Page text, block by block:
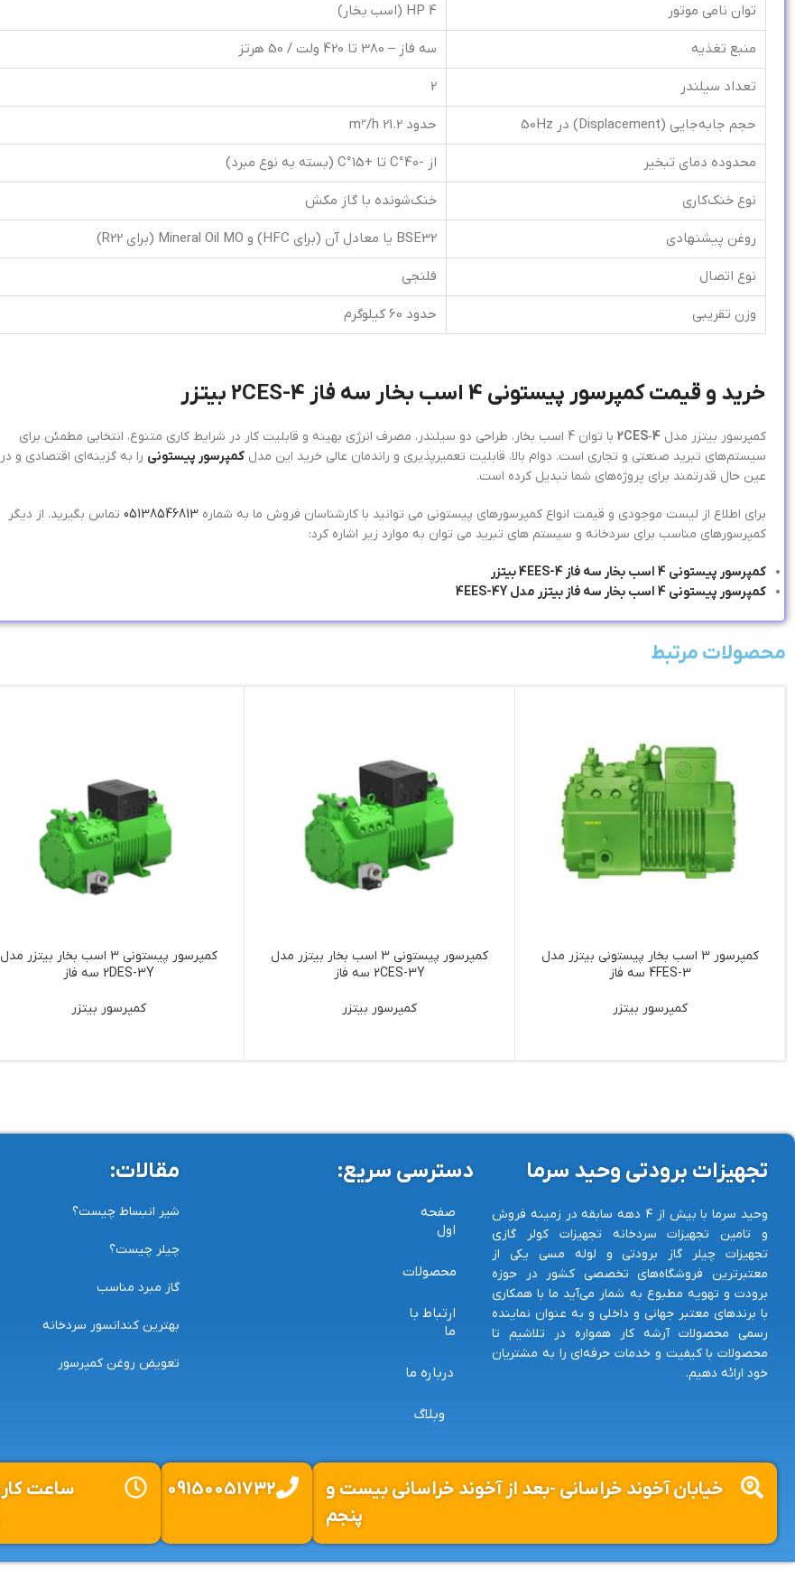
توان نامی موتور 4 HP (اسب بخار)
منبع تغذیه سه فاز – 380 تا 420 ولت / 50 هرتز
تعداد سیلندر 2
حجم جابه‌جایی (Displacement) در 50Hz حدود 21.2 m³/h
محدوده دمای تبخیر از -40°C تا +15°C (بسته به نوع مبرد)
نوع خنک‌کاری خنک‌شونده با گاز مکش
روغن پیشنهادی BSE32 یا معادل آن (برای HFC) و Mineral Oil MO (برای R22)
نوع اتصال فلنجی
وزن تقریبی حدود 60 کیلوگرم
خرید و قیمت کمپرسور پیستونی 4 اسب بخار سه فاز 2CES-4 بیتزر
کمپرسور بیتزر مدل 2CES‑4
با توان 4 اسب بخار، طراحی دو سیلندر، مصرف انرژی بهینه و قابلیت کار در شرایط کاری متنوع، انتخابی مطمئن برای
سیستم‌های تبرید صنعتی و تجاری است. دوام بالا، قابلیت تعمیرپذیری و راندمان عالی خرید این مدل کمپرسور پیستونی را به گزینه‌ای اقتصادی و در
عین حال قدرتمند برای پروژه‌های شما تبدیل کرده است.
برای اطلاع از لیست موجودی و قیمت انواع کمپرسورهای پیستونی می توانید با کارشناسان فروش ما به شماره 05138546813 تماس بگیرید. از دیگر
کمپرسورهای مناسب برای سردخانه و سیستم های تبرید می توان به موارد زیر اشاره کرد:
کمپرسور پیستونی 4 اسب بخار سه فاز 4EES-4 بیتزر
کمپرسور پیستونی 4 اسب بخار سه فاز بیتزر مدل 4EES-4Y
محصولات مرتبط
کمپرسور 3 اسب بخار پیستونی بیتزر مدل
4FES-3 سه فاز
کمپرسور بیتزر
کمپرسور پیستونی 3 اسب بخار بیتزر مدل
2CES-3Y سه فاز
کمپرسور بیتزر
کمپرسور پیستونی 3 اسب بخار بیتزر مدل
2DES-3Y سه فاز
کمپرسور بیتزر
تجهیزات برودتی وحید سرما
وحید سرما با بیش از ۴ دهه سابقه در زمینه فروش
و تامین تجهیزات سردخانه تجهیزات کولر گازی
تجهیزات چیلر گاز برودتی و لوله مسی یکی از
معتبرترین فروشگاه‌های تخصصی کشور در حوزه
برودت و تهویه مطبوع به شمار می‌آید ما با همکاری
با برندهای معتبر جهانی و داخلی و به عنوان نماینده
رسمی محصولات آرشه کار همواره در تلاشیم تا
محصولات با کیفیت و خدمات حرفه‌ای را به مشتریان
خود ارائه دهیم.
دسترسی سریع:
صفحه
اول
محصولات
ارتباط با
ما
درباره ما
وبلاگ
مقالات:
شیر انبساط چیست؟
چیلر چیست؟
گاز مبرد مناسب
بهترین کندانسور سردخانه
تعویض روغن کمپرسور
خیابان آخوند خراسانی -بعد از آخوند خراسانی بیست و
پنجم
09150051732